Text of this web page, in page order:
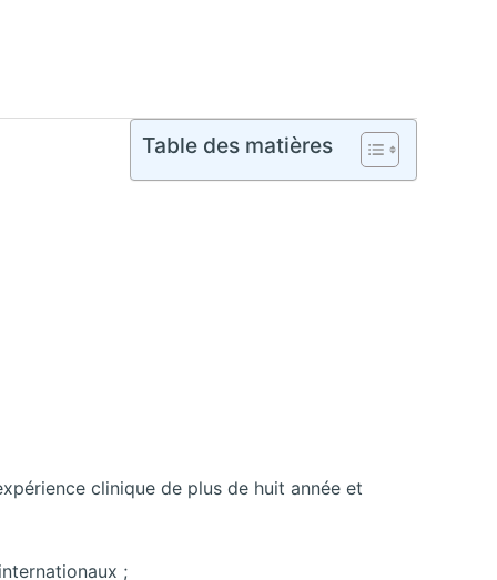
Table des matières
clinique de plus de huit année et
;